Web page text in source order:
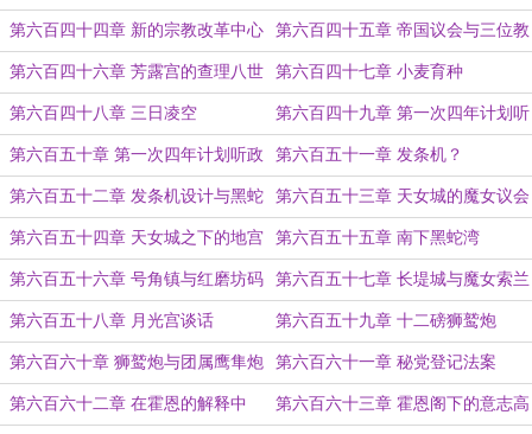
第六百四十四章 新的宗教改革中心 第六百四十五章 帝国议会与三位教
皇
第六百四十六章 芳露宫的查理八世 第六百四十七章 小麦育种
第六百四十八章 三日凌空 第六百四十九章 第一次四年计划听
政会（上）
第六百五十章 第一次四年计划听政
会（下）
第六百五十一章 发条机？
第六百五十二章 发条机设计与黑蛇
湾清剿运动
第六百五十三章 天女城的魔女议会
第六百五十四章 天女城之下的地宫 第六百五十五章 南下黑蛇湾
第六百五十六章 号角镇与红磨坊码
头
第六百五十七章 长堤城与魔女索兰
第六百五十八章 月光宫谈话 第六百五十九章 十二磅狮鹫炮
第六百六十章 狮鹫炮与团属鹰隼炮 第六百六十一章 秘党登记法案
第六百六十二章 在霍恩的解释中 第六百六十三章 霍恩阁下的意志高